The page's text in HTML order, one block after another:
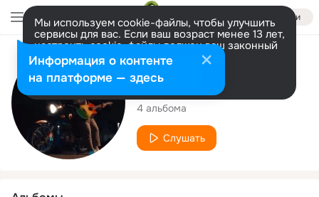
Войти
Мы используем cookie-файлы, чтобы улучшить
сервисы для вас. Если ваш возраст менее 13 лет,
настроить cookie-файлы должен ваш законный
представитель. Больше информации
Разрешить все Настроить
Исполнитель
Phumpak
4 альбома
Слушать
Информация о контенте
на платформе — здесь